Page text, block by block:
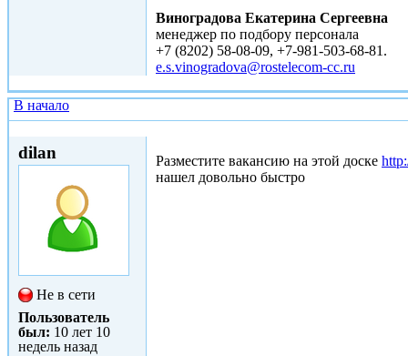
Виноградова Екатерина Сергеевна
менеджер по подбору персонала
+7 (8202) 58-08-09, +7-981-503-68-81.
e.s.vinogradova@rostelecom-cc.ru
В начало
dilan
Не в сети
Пользователь
был: 10 лет 10
недель назад
Разместите вакансию на этой доске
нашел довольно быстро